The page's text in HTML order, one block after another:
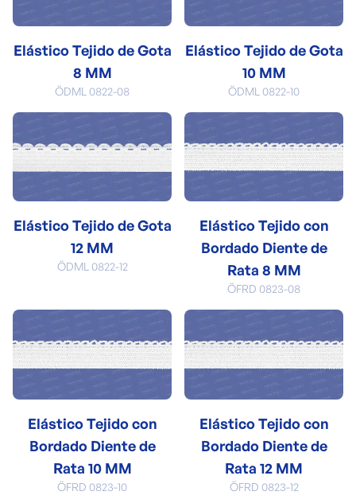
Elástico Tejido de Gota
8 MM
ÖDML 0822-08
Elástico Tejido de Gota
10 MM
ÖDML 0822-10
Elástico Tejido de Gota
12 MM
ÖDML 0822-12
Elástico Tejido con
Bordado Diente de
Rata 8 MM
ÖFRD 0823-08
Elástico Tejido con
Bordado Diente de
Rata 10 MM
ÖFRD 0823-10
Elástico Tejido con
Bordado Diente de
Rata 12 MM
ÖFRD 0823-12